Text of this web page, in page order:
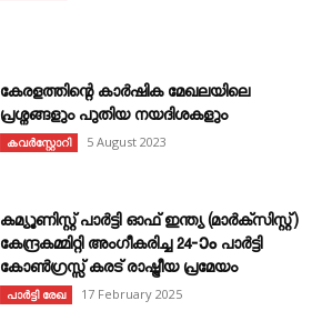
കേരളത്തിന്റെ കാർഷിക മേഖലയിലെ
പ്രശ്നങ്ങളും പുതിയ നയദിശകളും
കവര്‍സ്റ്റോറി 5 August 2023
കമ്യൂണിസ്റ്റ് പാർട്ടി ഓഫ് ഇന്ത്യ (മാർക്സിസ്റ്റ്)
കേന്ദ്രകമ്മിറ്റി അംഗീകരിച്ച 24‐ാം പാർട്ടി
കോൺഗ്രസ്സ് കരട് രാഷ്ട്രീയ പ്രമേയം
പാർട്ടി രേഖ 17 February 2025